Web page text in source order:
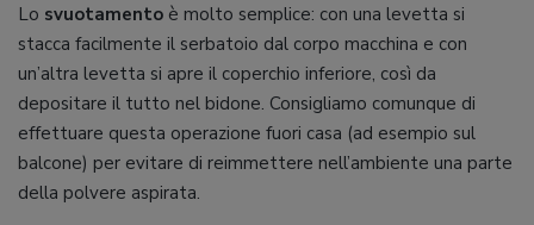
Lo svuotamento è molto semplice: con una levetta si
stacca facilmente il serbatoio dal corpo macchina e con
un’altra levetta si apre il coperchio inferiore, così da
depositare il tutto nel bidone. Consigliamo comunque di
effettuare questa operazione fuori casa (ad esempio sul
balcone) per evitare di reimmettere nell’ambiente una parte
della polvere aspirata.